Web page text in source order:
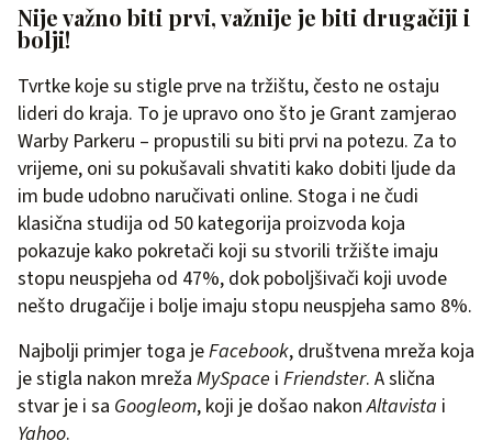
Nije važno biti prvi, važnije je biti drugačiji i
bolji!
Tvrtke koje su stigle prve na tržištu, često ne ostaju
lideri do kraja. To je upravo ono što je Grant zamjerao
Warby Parkeru – propustili su biti prvi na potezu. Za to
vrijeme, oni su pokušavali shvatiti kako dobiti ljude da
im bude udobno naručivati online. Stoga i ne čudi
klasična studija od 50 kategorija proizvoda koja
pokazuje kako pokretači koji su stvorili tržište imaju
stopu neuspjeha od 47%, dok poboljšivači koji uvode
nešto drugačije i bolje imaju stopu neuspjeha samo 8%.
Najbolji primjer toga jeFacebook, društvena mreža koja
je stigla nakon mreža MySpace i Friendster. A slična
stvar je i sa Googleom, koji je došao nakonAltavista i
Yahoo.